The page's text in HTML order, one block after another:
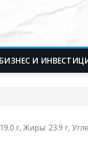
БИЗНЕС И
г, Жиры: 23.9 г,